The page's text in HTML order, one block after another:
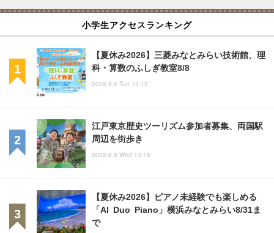
小学生アクセスランキング
【夏休み2026】三菱みなとみらい技術館、理
科・算数のふしぎ教室8/8
2026.8.4 Tue 13:15
江戸東京歴史ツーリズム参加者募集、両国駅
周辺を街歩き
2026.8.5 Wed 13:15
【夏休み2026】ピアノ未経験でも楽しめる
「AI Duo Piano」横浜みなとみらい8/31ま
で